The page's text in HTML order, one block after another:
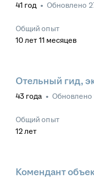
41 год • Обновлено
Общий опыт
10 лет 11 месяцев
Отельный гид,
43 года • Обновлено
Общий опыт
12 лет
Комендант